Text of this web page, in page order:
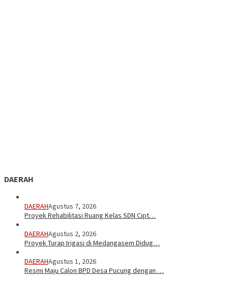
DAERAH
DAERAHAgustus 7, 2026
Proyek Rehabilitasi Ruang Kelas SDN Cipt…
DAERAHAgustus 2, 2026
Proyek Turap Irigasi di Medangasem Didug…
DAERAHAgustus 1, 2026
Resmi Maju Calon BPD Desa Pucung dengan …